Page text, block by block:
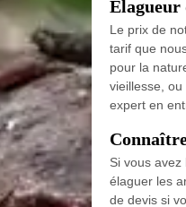
Élagueur
Le prix de
tarif que
pour la
vieillesse, ou
expert en
Si vous avez
élaguer les
de devis si